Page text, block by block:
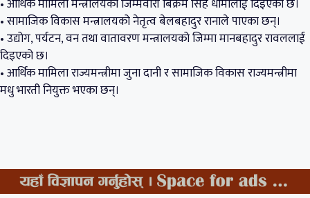
• आर्थिक मामिला मन्त्रालयको जिम्मेवारी बिक्रम सिंह धामीलाई दिइएको छ।
• सामाजिक विकास मन्त्रालयको नेतृत्व बेलबहादुर रानाले पाएका छन्।
• उद्योग, पर्यटन, वन तथा वातावरण मन्त्रालयको जिम्मा मानबहादुर रावललाई
दिइएको छ।
• आर्थिक मामिला राज्यमन्त्रीमा जुना दानी र सामाजिक विकास राज्यमन्त्रीमा
मधु भारती नियुक्त भएका छन्।